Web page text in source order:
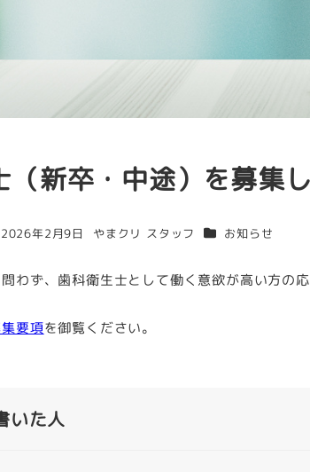
（新卒・中途）を募集
日
2026年2月9日
著
やまクリ スタッフ カテゴリー
お知らせ
わず、歯科衛生士として働く意欲が高い方の
要項を御覧ください。
いた人